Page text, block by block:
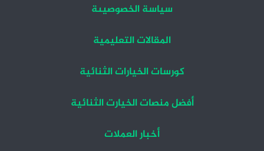
سياسة الخصوصيىة
المقالات التعليمية
كورسات الخيارات الثنائية
أفضل منصات الخيارت الثنائية
أخبار العملات